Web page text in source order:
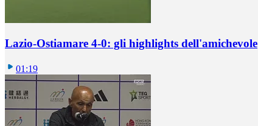
Lazio-Ostiamare 4-0: gli highlights dell'amichevole
01:19